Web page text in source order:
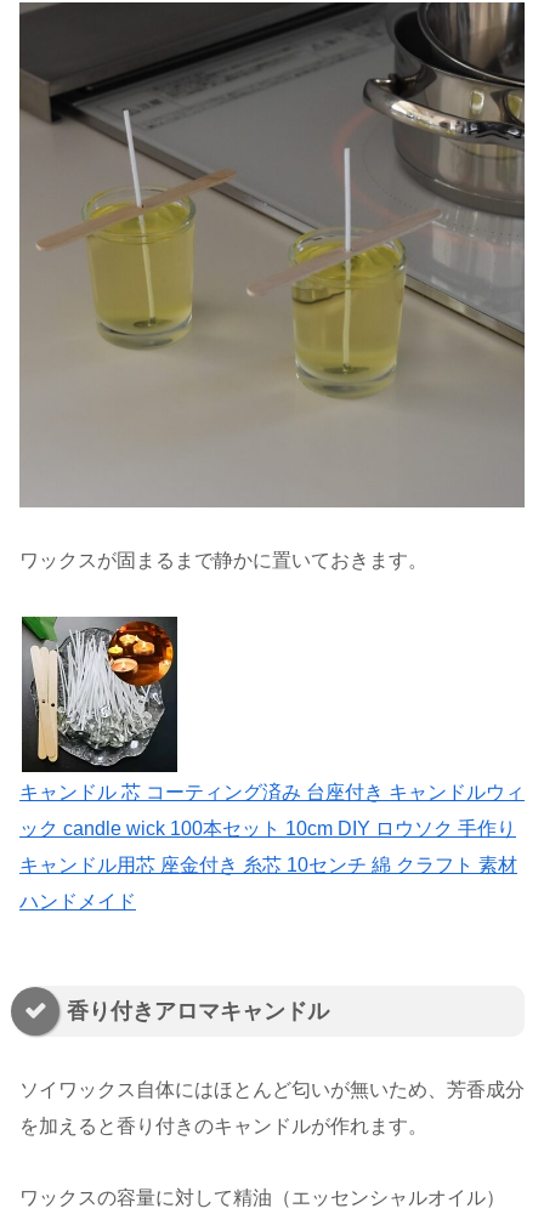
ワックスが固まるまで静かに置いておきます。
キャンドル 芯 コーティング済み 台座付き キャンドルウィ
ック candle wick 100本セット 10cm DIY ロウソク 手作り
キャンドル用芯 座金付き 糸芯 10センチ 綿 クラフト 素材
ハンドメイド
香り付きアロマキャンドル
ソイワックス自体にはほとんど匂いが無いため、芳香成分
を加えると香り付きのキャンドルが作れます。
ワックスの容量に対して精油（エッセンシャルオイル）